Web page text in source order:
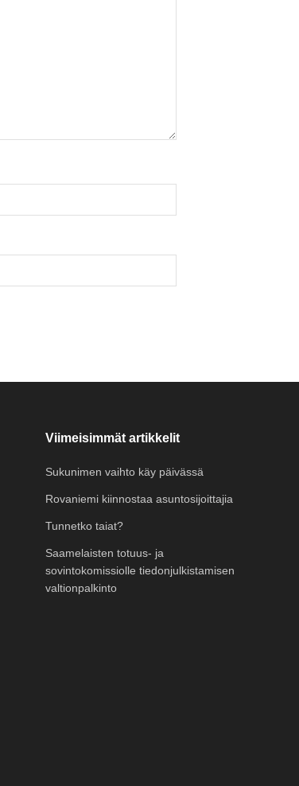
Viimeisimmät artikkelit
Sukunimen vaihto käy päivässä
Rovaniemi kiinnostaa asuntosijoittajia
Tunnetko taiat?
Saamelaisten totuus- ja
sovintokomissiolle tiedonjulkistamisen
valtionpalkinto